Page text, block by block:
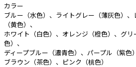
カラー
ブルー（水色）、ライトグレー（薄灰色）
（黄色）、
ホワイト（白色）、オレンジ（橙色）、グ
色）、
ディープブルー（濃青色）、パープル（紫色
ブラウン（茶色）、ピンク（桃色）